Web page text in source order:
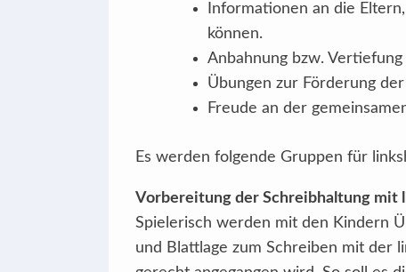
Informationen an die
können.
Anbahnung bzw.
Übungen zur Förderung
Freude an der
Es werden folgende Gruppen für
Vorbereitung der Schreibhaltung mit
Spielerisch werden mit den Kindern
und Blattlage zum Schreiben mit der